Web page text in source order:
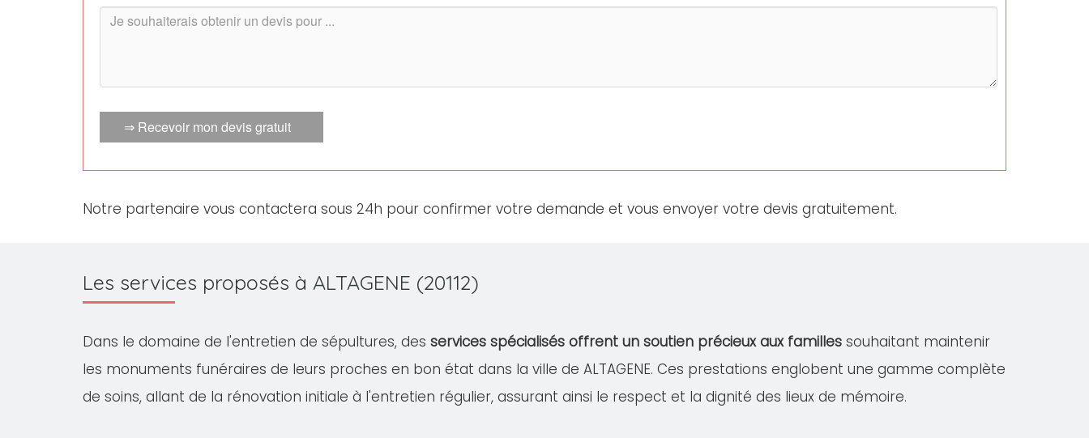
⇒ Recevoir mon devis gratuit
Notre partenaire vous contactera sous 24h pour confirmer votre demande et vous envoyer votre devis gratuitement.
Les services proposés à ALTAGENE (20112)
Dans le domaine de l'entretien de sépultures, des services spécialisés offrent un soutien précieux aux familles souhaitant maintenir
les monuments funéraires de leurs proches en bon état dans la ville de ALTAGENE. Ces prestations englobent une gamme complète
de soins, allant de la rénovation initiale à l'entretien régulier, assurant ainsi le respect et la dignité des lieux de mémoire.